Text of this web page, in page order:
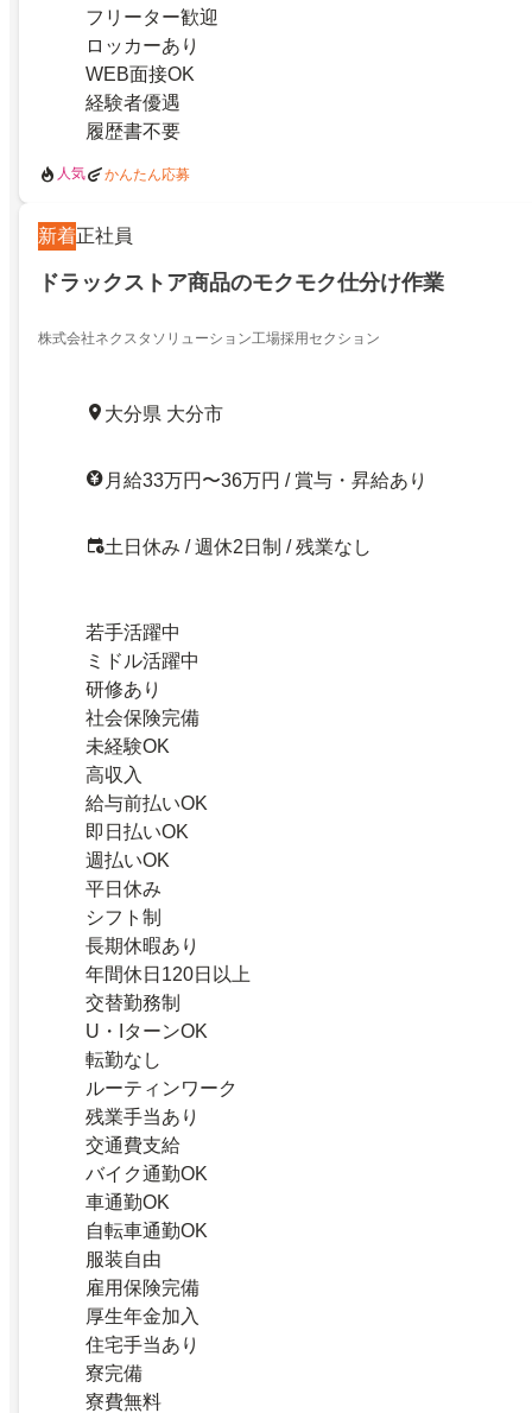
フリーター歓迎
ロッカーあり
WEB面接OK
経験者優遇
履歴書不要
人気 かんたん応募
新着正社員
ドラックストア商品のモクモク仕分け作業
株式会社ネクスタソリューション工場採用セクション
大分県 大分市
月給33万円〜36万円 / 賞与・昇給あり
土日休み / 週休2日制 / 残業なし
若手活躍中
ミドル活躍中
研修あり
社会保険完備
未経験OK
高収入
給与前払いOK
即日払いOK
週払いOK
平日休み
シフト制
長期休暇あり
年間休日120日以上
交替勤務制
U・IターンOK
転勤なし
ルーティンワーク
残業手当あり
交通費支給
バイク通勤OK
車通勤OK
自転車通勤OK
服装自由
雇用保険完備
厚生年金加入
住宅手当あり
寮完備
寮費無料